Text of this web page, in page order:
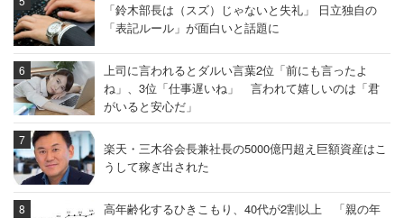
「鈴木部長は（スズ）じゃないと失礼」 日立独自の
「表記ルール」が面白いと話題に
上司に言われるとダルい言葉2位「前にも言ったよ
ね」、3位「仕事遅いね」 言われて嬉しいのは「君
がいると安心だ」
楽天・三木谷会長兼社長の5000億円超え巨額資産はこ
うして稼ぎ出された
高年齢化するひきこもり、40代が2割以上 「親の年